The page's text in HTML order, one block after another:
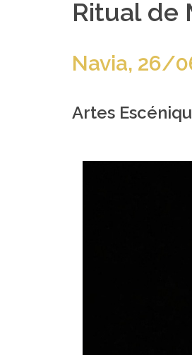
Ritual de
Navia, 26/
Artes